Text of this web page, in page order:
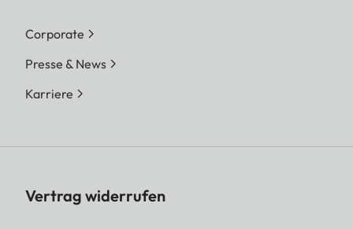
Corporate
Presse & News
Karriere
Vertrag widerrufen